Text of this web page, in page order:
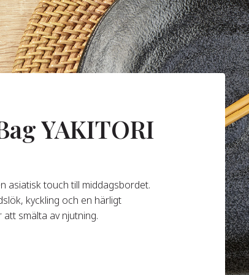
YAKITORI
asiatisk touch till middagsbordet.
kyckling och en härligt
smälta av njutning.